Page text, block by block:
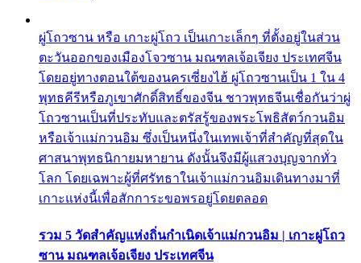
ผู่โถวซาน หรือ เกาะผู่โถว เป็นเกาะเล็กๆ ที่ตั้งอยู่ในส่วน
ตะวันออกของเมืองโจวซาน มณฑลเจ้อเจียง ประเทศจีน
โดยอยู่ทางตอนใต้ของนครเซี่ยงไฮ้ ผู่โถวซานเป็น 1 ใน 4
พุทธคีรีหรือภูเขาศักดิ์สิทธิ์ของจีน ชาวพุทธจีนเชื่อกันว่าผู่
โถวซานเป็นที่ประทับและตรัสรู้ของพระโพธิสัตว์กวนอิม
หรือเจ้าแม่กวนอิม ซึ่งเป็นหนึ่งในเทพเจ้าที่สำคัญที่สุดใน
ศาสนาพุทธนิกายมหายาน ดังนั้นจึงมีผู้แสวงบุญจากทั่ว
โลก โดยเฉพาะผู้ที่ศรัทธาในเจ้าแม่กวนอิมเดินทางมาที่
เกาะแห่งนี้เพื่อสักการะขอพรอยู่โดยตลอด
รวม 5 วัดสำคัญแห่งถิ่นกำเนิดเจ้าแม่กวนอิม | เกาะผู่โถว
ซาน มณฑลเจ้อเจียง ประเทศจีน